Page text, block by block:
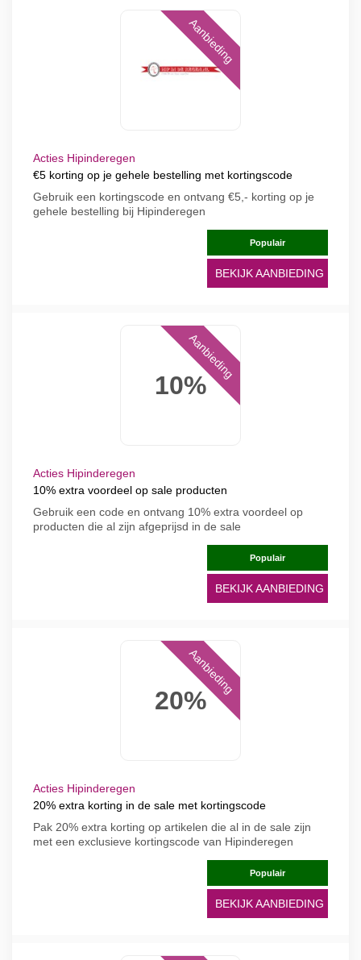
Aanbieding
Acties Hipinderegen
€5 korting op je gehele bestelling met kortingscode
Gebruik een kortingscode en ontvang €5,- korting op je
gehele bestelling bij Hipinderegen
Populair
BEKIJK AANBIEDING
10%
Aanbieding
Acties Hipinderegen
10% extra voordeel op sale producten
Gebruik een code en ontvang 10% extra voordeel op
producten die al zijn afgeprijsd in de sale
Populair
BEKIJK AANBIEDING
20%
Aanbieding
Acties Hipinderegen
20% extra korting in de sale met kortingscode
Pak 20% extra korting op artikelen die al in de sale zijn
met een exclusieve kortingscode van Hipinderegen
Populair
BEKIJK AANBIEDING